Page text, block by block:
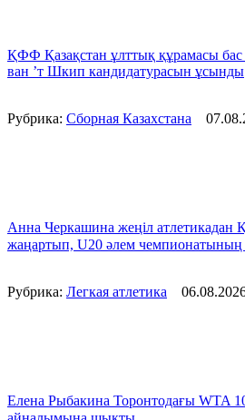
ҚФФ Қазақстан ұлттық құрамасы бас
ван ’т Шкип кандидатурасын ұсынды
Рубрика: Сборная Казахстана
Анна Черкашина жеңіл атлетикадан
жаңартып, U20 әлем
Рубрика: Легкая атлетика
Елена Рыбакина Торонтодағы WTA